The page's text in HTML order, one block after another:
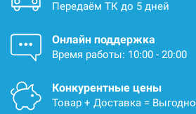
Передаём ТК до 5 дней
Онлайн поддержка
Время работы: 10:00 - 20:00
Конкурентные цены
Товар + Доставка = Выгодно